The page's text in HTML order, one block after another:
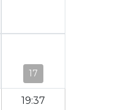
17
19:37